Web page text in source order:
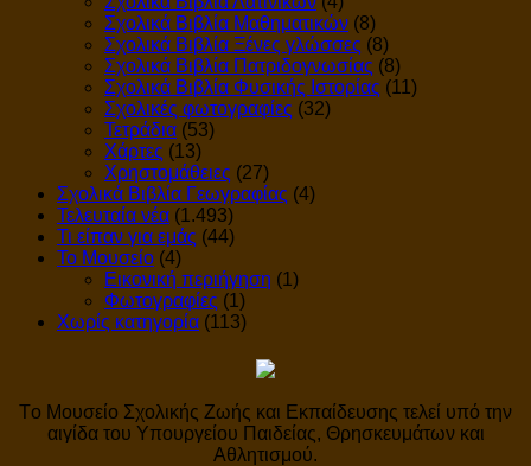
Σχολικά Βιβλία Μαθηματικών (8)
Σχολικά Βιβλία Ξένες γλώσσες (8)
Σχολικά Βιβλία Πατριδογνωσίας (8)
Σχολικά Βιβλία Φυσικής Ιστορίας (11)
Σχολικές φωτογραφίες (32)
Τετράδια (53)
Χάρτες (13)
Χρηστομάθειες (27)
Σχολικά Βιβλία Γεωγραφίας (4)
Τελευταία νέα (1.493)
Τι είπαν για εμάς (44)
Το Μουσείο (4)
Εικονική περιήγηση (1)
Φωτογραφίες (1)
Χωρίς κατηγορία (113)
Tο Μουσείο Σχολικής Ζωής και Εκπαίδευσης τελεί υπό την
αιγίδα του Υπουργείου Παιδείας, Θρησκευμάτων και
Αθλητισμού.